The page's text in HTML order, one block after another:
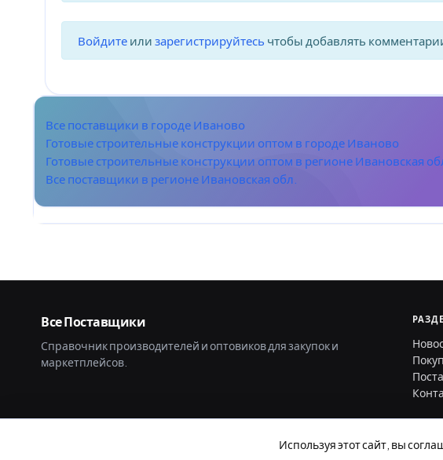
Войдите или зарегистрируйтесь чтобы добавлять
Все поставщики в городе Иваново
Готовые строительные конструкции оптом в городе Иваново
Готовые строительные конструкции оптом в регионе Ивановская
Все поставщики в регионе Ивановская обл.
Все Поставщики
Справочник производителей и оптовиков для закупок и
маркетплейсов.
Используя этот сайт, вы